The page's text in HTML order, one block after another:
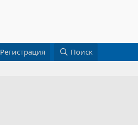
Регистрация Поиск